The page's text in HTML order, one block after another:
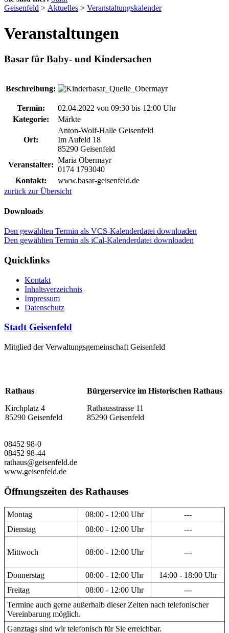
Geisenfeld > Aktuelles > Veranstaltungskalender
Veranstaltungen
Basar für Baby- und Kindersachen
Beschreibung:
Termin: 02.04.2022 von 09:30 bis 12:00 Uhr
Kategorie:
Märkte
Ort:
Anton-Wolf-Halle Geisenfeld
Im Aufeld 18
85290 Geisenfeld
Veranstalter:
Maria Obermayr
0174 1793040
Kontakt:
www.basar-geisenfeld.de
zurück zur Übersicht
Downloads
Den gewählten Termin als VCS-Kalenderdatei downloaden
Den gewählten Termin als iCal-Kalenderdatei downloaden
Quicklinks
Kontakt
Inhaltsverzeichnis
Impressum
Datenschutz
Stadt Geisenfeld
Mitglied der Verwaltungsgemeinschaft Geisenfeld
Rathaus
Kirchplatz 4
85290 Geisenfeld
Bürgerservice im Historischen Rathaus
Rathausstrasse 11
85290 Geisenfeld
08452 98-0
08452 98-44
rathaus@geisenfeld.de
www.geisenfeld.de
Öffnungszeiten des Rathauses
Montag 08:00 - 12:00 Uhr
---
Dienstag
08:00 - 12:00 Uhr ---
Mittwoch 08:00 - 12:00 Uhr ---
Donnerstag 08:00 - 12:00 Uhr
14:00 - 18:00 Uhr
Freitag
08:00 - 12:00 Uhr
---
Termine auch gerne außerhalb dieser Zeiten nach telefonischer
Vereinbarung möglich.
Ganztags sind wir telefonisch für Sie erreichbar.